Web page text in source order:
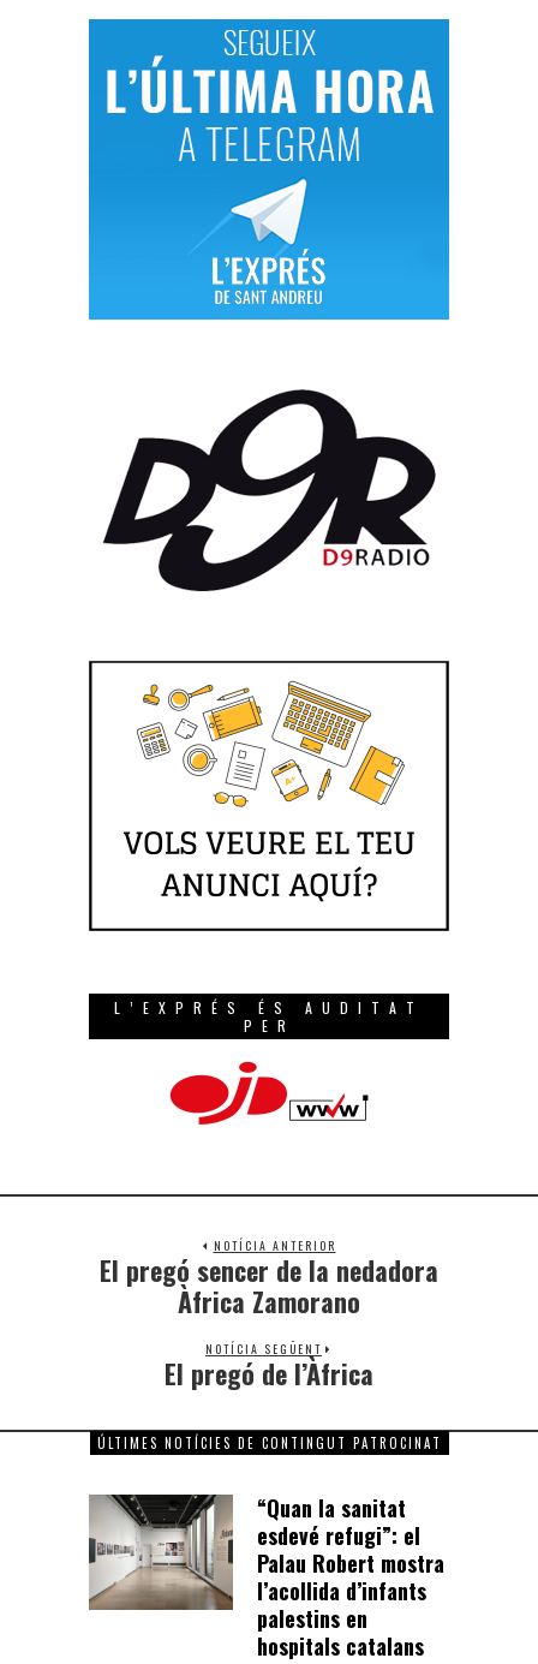
L’EXPRÉS ÉS AUDITAT
PER
NOTÍCIA ANTERIOR
El pregó sencer de la nedadora
Àfrica Zamorano
NOTÍCIA SEGÜENT
El pregó de l’Àfrica
ÚLTIMES NOTÍCIES DE CONTINGUT PATROCINAT
“Quan la sanitat
esdevé refugi”: el
Palau Robert mostra
l’acollida d’infants
palestins en
hospitals catalans